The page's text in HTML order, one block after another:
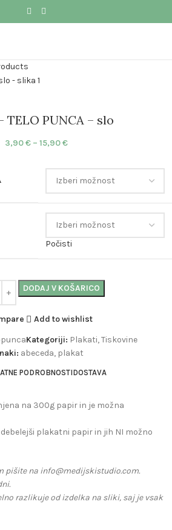
TELO PUNCA – slo
3,90€ – 15,90€
Počisti
DODAJ V KOŠARICO
Add to wishlist
Kategoriji: Plakati, Tiskovine
abeceda, plakat
PODROBNOSTIDOSTAVA
na 300g papir in je možna
plakatni papir in jih NI možno
pišite na info@medijskistudio.com.
razlikuje od izdelka na sliki, saj je vsak